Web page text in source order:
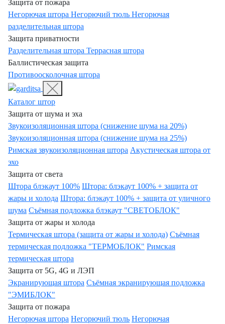
Защита от пожара
Негорючая штора Негорючий тюль Негорючая
разделительная штора
Защита приватности
Разделительная штора Террасная штора
Баллистическая защита
Противоосколочная штора
Каталог штор
Защита от шума и эха
Звукоизоляционная штора (снижение шума на 20%)
Звукоизоляционная штора (снижение шума на 25%)
Римская звукоизоляционная штора Акустическая штора от
эхо
Защита от света
Штора блэкаут 100% Штора: блэкаут 100% + защита от
жары и холода Штора: блэкаут 100% + защита от уличного
шума Съёмная подложка блэкаут "СВЕТОБЛОК"
Защита от жары и холода
Термическая штора (защита от жары и холода) Съёмная
термическая подложка "ТЕРМОБЛОК" Римская
термическая штора
Защита от 5G, 4G и ЛЭП
Экранирующая штора Съёмная экранирующая подложка
"ЭМИБЛОК"
Защита от пожара
Негорючая штора Негорючий тюль Негорючая